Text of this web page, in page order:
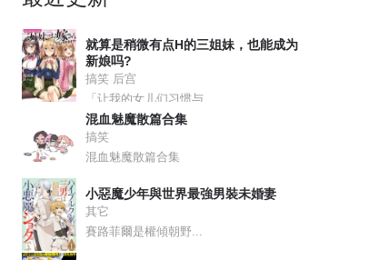
八百年前，谢怜是金枝...
就算是稍微有点H的三姐妹，也能成为
新娘吗?
搞笑 后宫
「让我的女儿们习惯与...
混血魅魔散篇合集
搞笑
混血魅魔散篇合集
小惡魔少年與世界最強男裝未婚妻
其它
賽路菲爾是權傾朝野...